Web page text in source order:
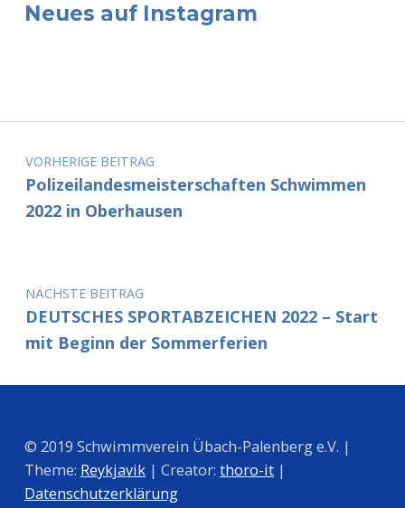
Neues auf Instagram
Beitragsnavigation
VORHERIGE BEITRAG
Polizeilandesmeisterschaften Schwimmen
2022 in Oberhausen
NÄCHSTE BEITRAG
DEUTSCHES SPORTABZEICHEN 2022 – Start
mit Beginn der Sommerferien
© 2019 Schwimmverein Übach-Palenberg e.V. |
Theme: Reykjavik| Creator: thoro-it|
Datenschutzerklärung